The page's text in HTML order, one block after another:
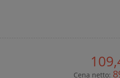
Cena netto: